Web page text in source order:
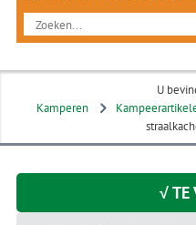
U
Kamperen
√ TE